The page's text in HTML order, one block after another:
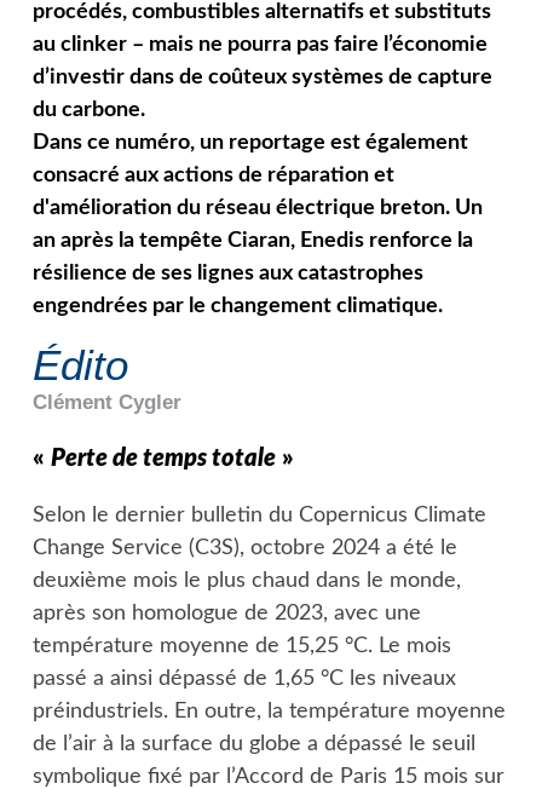
procédés, combustibles alternatifs et substituts
au clinker – mais ne pourra pas faire l’économie
d’investir dans de coûteux systèmes de capture
du carbone.
Dans ce numéro, un reportage est également
consacré aux actions de réparation et
d'amélioration du réseau électrique breton. Un
an après la tempête Ciaran, Enedis renforce la
résilience de ses lignes aux catastrophes
engendrées par le changement climatique.
Édito
Clément Cygler
« Perte de temps totale»
Selon le dernier bulletin du Copernicus Climate
Change Service (C3S), octobre 2024 a été le
deuxième mois le plus chaud dans le monde,
après son homologue de 2023, avec une
température moyenne de 15,25 °C. Le mois
passé a ainsi dépassé de 1,65 °C les niveaux
préindustriels. En outre, la température moyenne
de l’air à la surface du globe a dépassé le seuil
symbolique fixé par l’Accord de Paris 15 mois sur